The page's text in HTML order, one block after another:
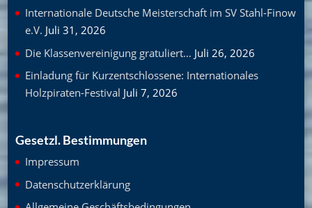
Internationale Deutsche Meisterschaft im SV Stahl-Finow
e.V. Juli 31, 2026
Die Klassenvereinigung gratuliert… Juli 26, 2026
Einladung für Kurzentschlossene: Internationales
Holzpiraten-Festival Juli 7, 2026
Gesetzl. Bestimmungen
Impressum
Datenschutzerklärung